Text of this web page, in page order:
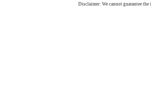
Disclaimer: We cannot guarantee